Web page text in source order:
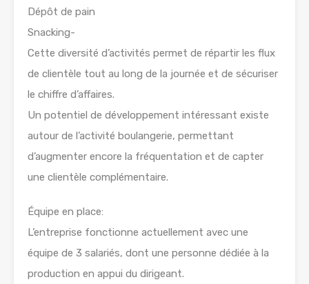
Dépôt de pain
Snacking-
Cette diversité d’activités permet de répartir les flux
de clientèle tout au long de la journée et de sécuriser
le chiffre d’affaires.
Un potentiel de développement intéressant existe
autour de l’activité boulangerie, permettant
d’augmenter encore la fréquentation et de capter
une clientèle complémentaire.
Équipe en place:
L’entreprise fonctionne actuellement avec une
équipe de 3 salariés, dont une personne dédiée à la
production en appui du dirigeant.